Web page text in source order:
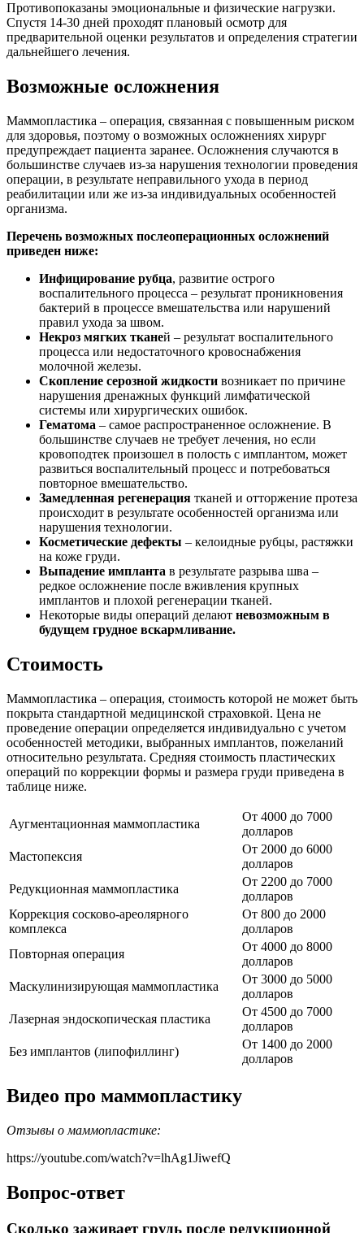
Противопоказаны эмоциональные и физические нагрузки.
Спустя 14-30 дней проходят плановый осмотр для
предварительной оценки результатов и определения стратегии
дальнейшего лечения.
Возможные осложнения
Маммопластика – операция, связанная с повышенным риском
для здоровья, поэтому о возможных осложнениях хирург
предупреждает пациента заранее. Осложнения случаются в
большинстве случаев из-за нарушения технологии проведения
операции, в результате неправильного ухода в период
реабилитации или же из-за индивидуальных особенностей
организма.
Перечень возможных послеоперационных осложнений
приведен ниже:
Инфицирование рубца, развитие острого
воспалительного процесса – результат проникновения
бактерий в процессе вмешательства или нарушений
правил ухода за швом.
Некроз мягких тканей – результат воспалительного
процесса или недостаточного кровоснабжения
молочной железы.
Скопление серозной жидкости возникает по причине
нарушения дренажных функций лимфатической
системы или хирургических ошибок.
Гематома – самое распространенное осложнение. В
большинстве случаев не требует лечения, но если
кровоподтек произошел в полость с имплантом, может
развиться воспалительный процесс и потребоваться
повторное вмешательство.
Замедленная регенерация тканей и отторжение протеза
происходит в результате особенностей организма или
нарушения технологии.
Косметические дефекты – келоидные рубцы, растяжки
на коже груди.
Выпадение импланта в результате разрыва шва –
редкое осложнение после вживления крупных
имплантов и плохой регенерации тканей.
Некоторые виды операций делают невозможным в
будущем грудное вскармливание.
Стоимость
Маммопластика – операция, стоимость которой не может быть
покрыта стандартной медицинской страховкой. Цена не
проведение операции определяется индивидуально с учетом
особенностей методики, выбранных имплантов, пожеланий
относительно результата. Средняя стоимость пластических
операций по коррекции формы и размера груди приведена в
таблице ниже.
Аугментационная маммопластика
От 4000 до 7000
долларов
Мастопексия
От 2000 до 6000
долларов
Редукционная маммопластика
От 2200 до 7000
долларов
Коррекция сосково-ареолярного
комплекса
От 800 до 2000
долларов
Повторная операция
От 4000 до 8000
долларов
Маскулинизирующая маммопластика
От 3000 до 5000
долларов
Лазерная эндоскопическая пластика
От 4500 до 7000
долларов
Без имплантов (липофиллинг)
От 1400 до 2000
долларов
Видео про маммопластику
Отзывы о маммопластике:
https://youtube.com/watch?v=lhAg1JiwefQ
Вопрос-ответ
Сколько заживает грудь после редукционной